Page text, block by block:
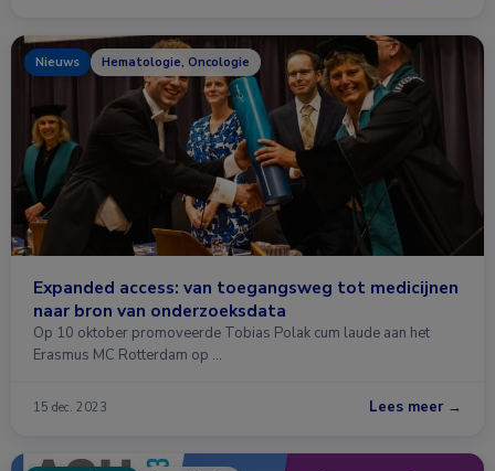
Nieuws Hematologie, Oncologie
Expanded access: van toegangsweg tot medicijnen
naar bron van onderzoeksdata
Op 10 oktober promoveerde Tobias Polak cum laude aan het
Erasmus MC Rotterdam op …
15 dec. 2023 Lees meer →